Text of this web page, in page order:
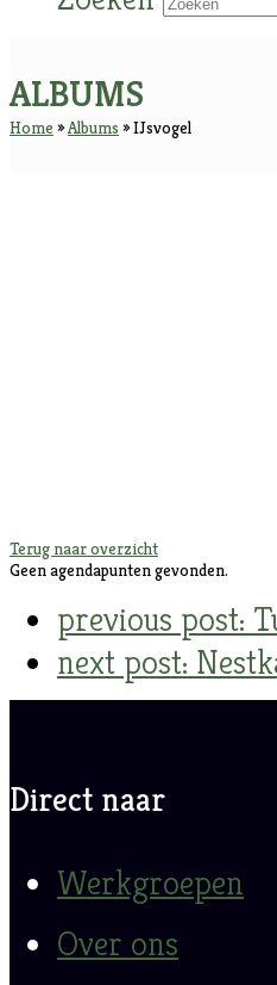
ALBUMS
Home »Albums »IJsvogel
Terug naar overzicht
Geen agendapunten gevonden.
previous post:
next post:
Direct naar
Werkgroepen
Over ons